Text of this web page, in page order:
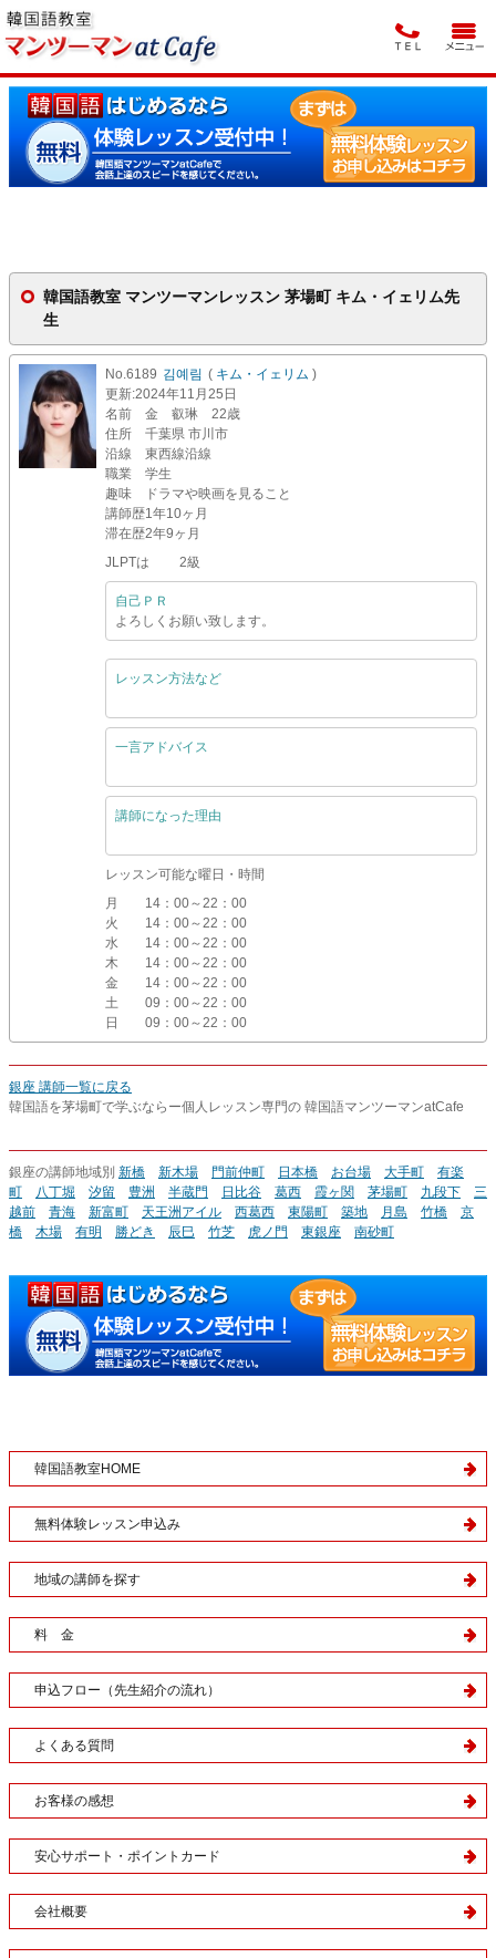
韓国語教室 マンツーマンレッスン 茅場町 キム・イェリム先
生
No.6189 김예림 ( キム・イェリム )
更新:2024年11月25日
名前
金 叡琳 22歳
住所
千葉県 市川市
沿線
東西線沿線
職業
学生
趣味
ドラマや映画を見ること
講師歴1年10ヶ月
滞在歴2年9ヶ月
JLPTは 2級
自己ＰＲ
よろしくお願い致します。
レッスン方法など
一言アドバイス
講師になった理由
レッスン可能な曜日・時間
月
14：00～22：00
火
14：00～22：00
水
14：00～22：00
木
14：00～22：00
金
14：00～22：00
土
09：00～22：00
日
09：00～22：00
銀座 講師一覧に戻る
韓国語を茅場町で学ぶならー個人レッスン専門の 韓国語マンツーマンatCafe
銀座の講師地域別 新橋 新木場 門前仲町 日本橋 お台場 大手町
有楽
町
八丁堀 汐留 豊洲 半蔵門 日比谷 葛西 霞ヶ関 茅場町 九段下
三
越前
青海 新富町 天王洲アイル 西葛西 東陽町 築地 月島 竹橋
京
橋
木場 有明 勝どき 辰巳 竹芝 虎ノ門 東銀座 南砂町
韓国語教室HOME
無料体験レッスン申込み
地域の講師を探す
料 金
申込フロー（先生紹介の流れ）
よくある質問
お客様の感想
安心サポート・ポイントカード
会社概要